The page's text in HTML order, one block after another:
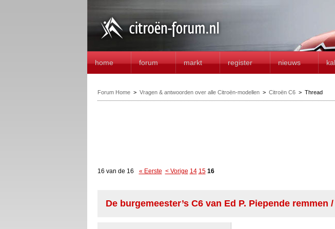
home forum markt register nieuws
Forum Home> Vragen & antwoorden over alle Citroën-modellen> Citroën C6> Thread
16 van de 16 « Eerste < Vorige 14 15 16
De burgemeester’s C6 van Ed P. Piepende